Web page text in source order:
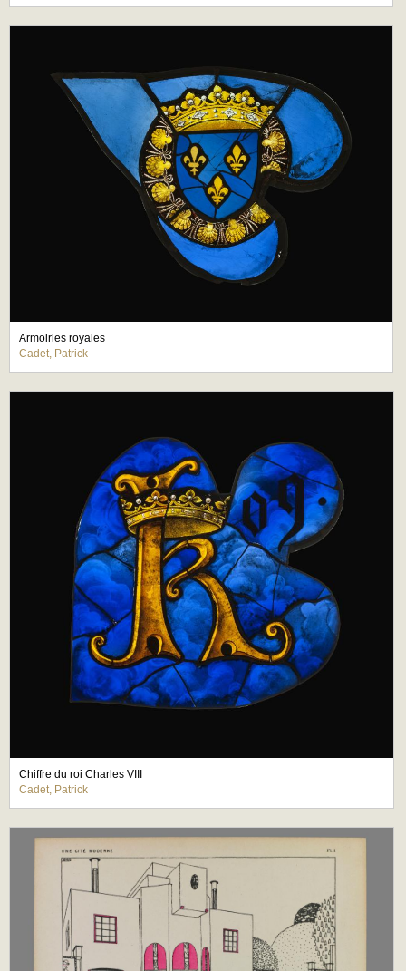
Armoiries royales
Cadet, Patrick
Chiffre du roi Charles VIII
Cadet, Patrick